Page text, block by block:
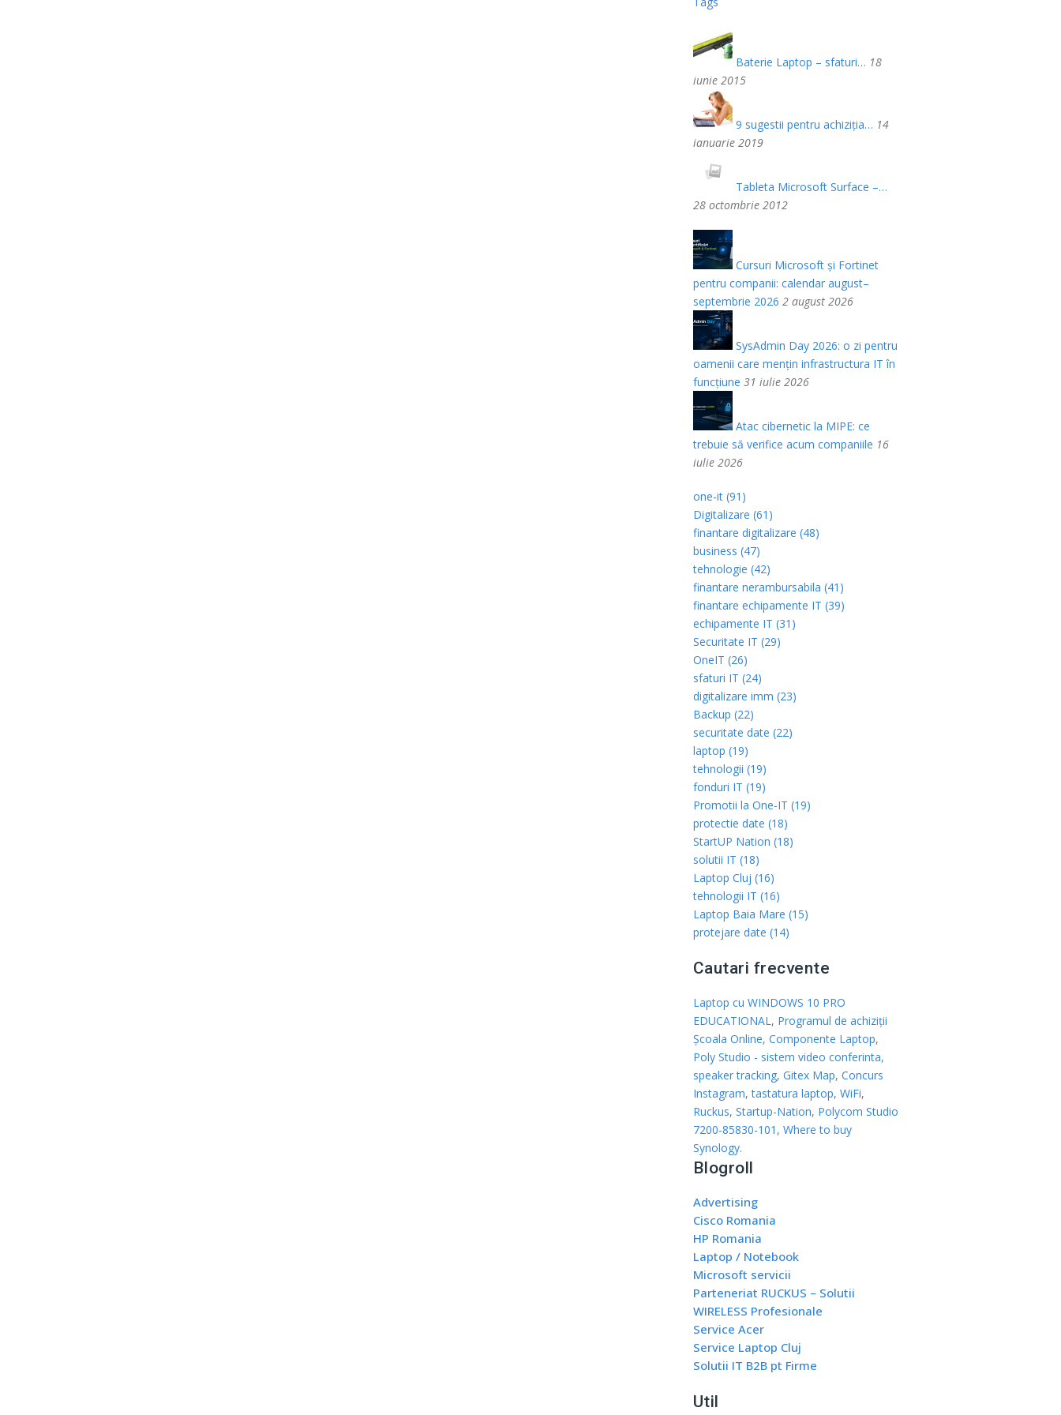
Baterie Laptop – sfaturi… 18
iunie 2015
9 sugestii pentru achiziția… 14
ianuarie 2019
Tableta Microsoft Surface –…
28 octombrie 2012
Cursuri Microsoft și Fortinet
pentru companii: calendar august–
septembrie 2026 2 august 2026
SysAdmin Day 2026: o zi pentru
oamenii care mențin infrastructura IT în
funcțiune 31 iulie 2026
Atac cibernetic la MIPE: ce
trebuie să verifice acum companiile 16
iulie 2026
one-it (91)
Digitalizare (61)
finantare digitalizare (48)
business (47)
tehnologie (42)
finantare nerambursabila (41)
finantare echipamente IT (39)
echipamente IT (31)
Securitate IT (29)
OneIT (26)
sfaturi IT (24)
digitalizare imm (23)
Backup (22)
securitate date (22)
laptop (19)
tehnologii (19)
fonduri IT (19)
Promotii la One-IT (19)
protectie date (18)
StartUP Nation (18)
solutii IT (18)
Laptop Cluj (16)
tehnologii IT (16)
Laptop Baia Mare (15)
protejare date (14)
Cautari frecvente
Laptop cu WINDOWS 10 PRO
EDUCATIONAL , Programul de achiziții
Școala Online, Componente Laptop,
Poly Studio - sistem video conferinta,
speaker tracking, Gitex Map, Concurs
Instagram,tastatura laptop, WiFi,
Ruckus, Startup-Nation, Polycom Studio
7200-85830-101 , Where to buy
Synology.
Blogroll
Advertising
Cisco Romania
HP Romania
Laptop / Notebook
Microsoft servicii
Parteneriat RUCKUS – Solutii
WIRELESS Profesionale
Service Acer
Service Laptop Cluj
Solutii IT B2B pt Firme
Util